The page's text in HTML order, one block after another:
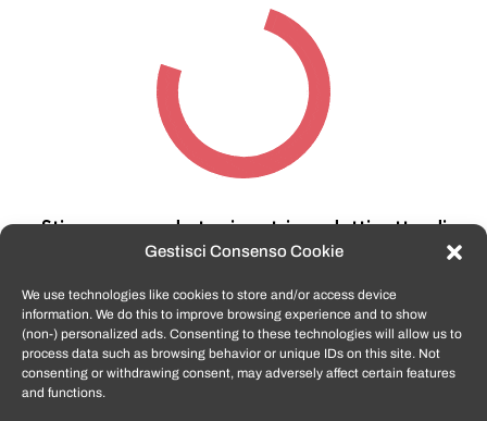
Gestisci Consenso Cookie
We use technologies like cookies to store and/or access device
information. We do this to improve browsing experience and to show
(non-) personalized ads. Consenting to these technologies will allow us to
process data such as browsing behavior or unique IDs on this site. Not
consenting or withdrawing consent, may adversely affect certain features
and functions.
Stiamo cercando tra i nostri prodotti, attendi
qualche secondo…
TomatoSmartphone.itè lo shop n.1 in italia per
smartphone ricondizionati garantiti e certificati
di tutte le marche,APPLE, SAMSUNG, HUAWEI,
ONEPLUS, XIAOMI e tanto altro